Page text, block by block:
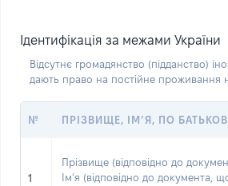
Ідентифікація за межами України
Відсутнє громадянство (підданство)
дають право на постійне проживання
№ ПРІЗВИЩЕ, ІМ’Я, ПО
1
Прізвище (відповідно до
Ім’я (відповідно до документа,